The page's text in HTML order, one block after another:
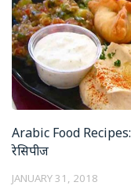
Arabic Food Recipes:
रेसिपीज
JANUARY 31, 2018